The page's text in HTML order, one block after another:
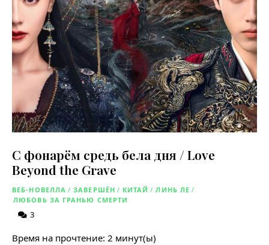
С фонарём средь бела дня / Love
Beyond the Grave
ВЕБ-НОВЕЛЛА / ЗАВЕРШЁН / КИТАЙ / ЛИНЬ ЛЕ /
ЛЮБОВЬ ЗА ГРАНЬЮ СМЕРТИ
3
Время на прочтение: 2 минут(ы)